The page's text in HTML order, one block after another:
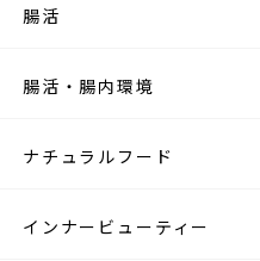
腸活
腸活・腸内環境
ナチュラルフード
インナービューティー